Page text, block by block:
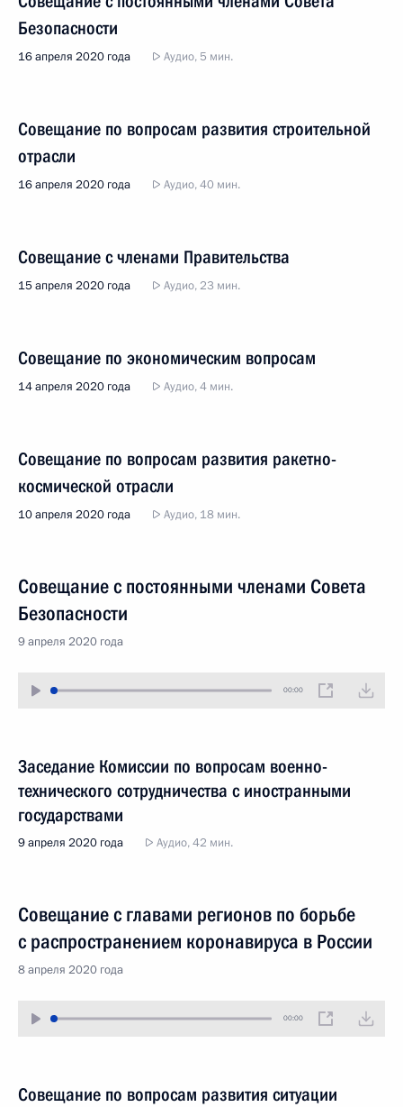
Безопасности
16 апреля 2020 года Аудио, 5 мин.
Совещание по вопросам развития строительной
отрасли
16 апреля 2020 года Аудио, 40 мин.
Совещание с членами Правительства
15 апреля 2020 года Аудио, 23 мин.
Совещание по экономическим вопросам
14 апреля 2020 года Аудио, 4 мин.
Совещание по вопросам развития ракетно-
космической отрасли
10 апреля 2020 года Аудио, 18 мин.
Совещание с постоянными членами Совета
Безопасности
9 апреля 2020 года
00:00
Заседание Комиссии по вопросам военно-
технического сотрудничества с иностранными
государствами
9 апреля 2020 года Аудио, 42 мин.
Совещание с главами регионов по борьбе
с распространением коронавируса в России
8 апреля 2020 года
00:00
Совещание по вопросам развития ситуации